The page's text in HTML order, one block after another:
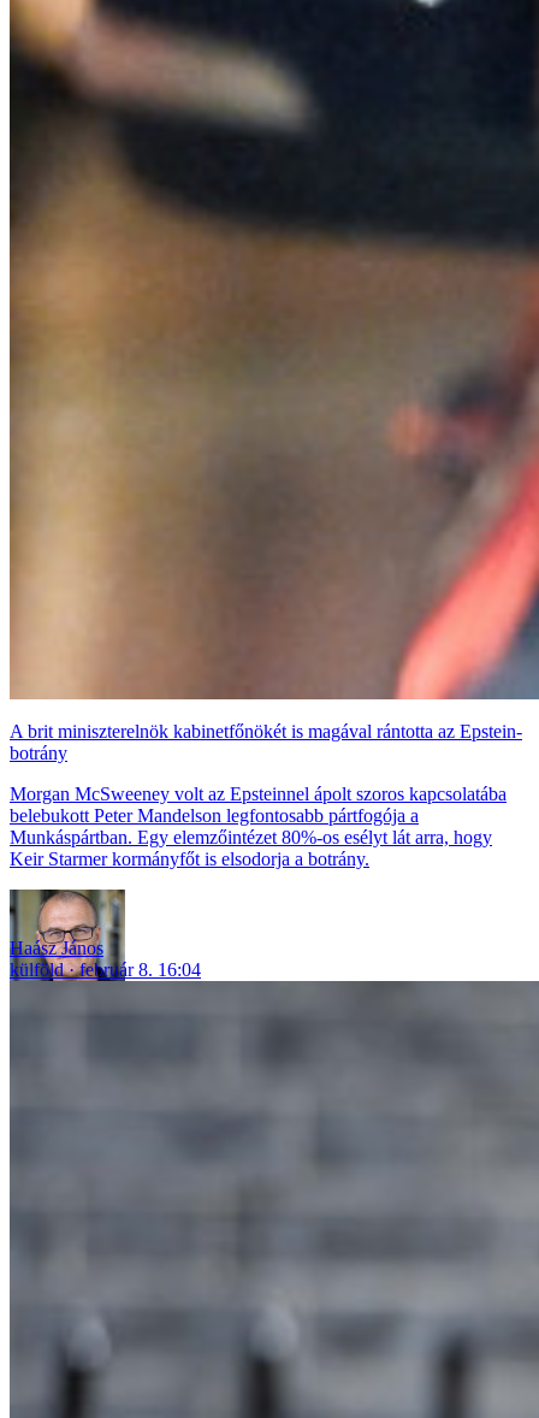
A brit miniszterelnök kabinetfőnökét is magával rántotta az Epstein-
botrány
Morgan McSweeney volt az Epsteinnel ápolt szoros kapcsolatába
belebukott Peter Mandelson legfontosabb pártfogója a
Munkáspártban. Egy elemzőintézet 80%-os esélyt lát arra, hogy
Keir Starmer kormányfőt is elsodorja a botrány.
Haász János
külföld
február 8. 16:04